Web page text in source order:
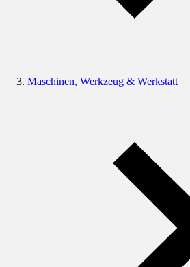
Maschinen, Werkzeug & Werkstatt